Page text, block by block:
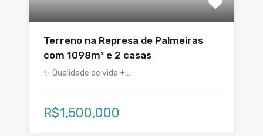
Terreno na Represa de Palmeiras
com 1098m² e 2 casas
✨ Qualidade de vida +…
R$1,500,000